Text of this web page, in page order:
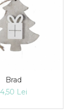
Brad
4,50 Lei